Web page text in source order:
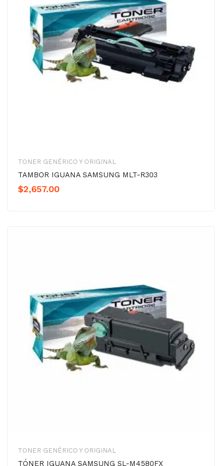
TONER GENÉRICO Y ORIGINAL
TAMBOR IGUANA SAMSUNG MLT-R303
$2,657.00
TONER GENÉRICO Y ORIGINAL
TÓNER IGUANA SAMSUNG SL-M4580FX